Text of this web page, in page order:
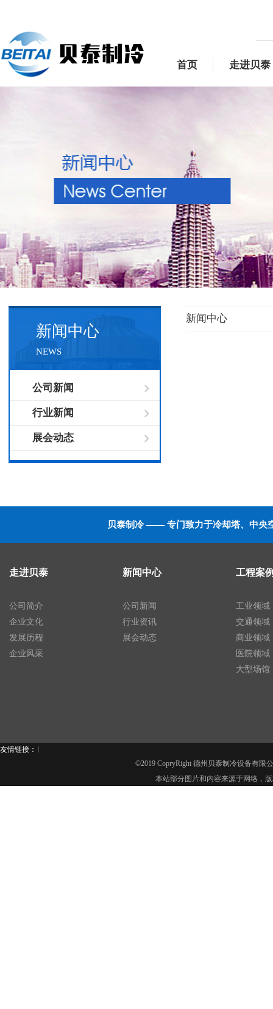
首页 走进贝泰
新闻中心
NEWS
公司新闻
行业新闻
展会动态
新闻中心
贝泰制冷 —— 专门致力于冷却塔、中央
走进贝泰
公司简介
企业文化
发展历程
企业风采
新闻中心
公司新闻
行业资讯
展会动态
工程案
工业领域
交通领域
商业领域
医院领域
大型场馆
友情链接：
©2019 CopryRight 德州贝泰制冷设备有限
本站部分图片和内容来源于网络，